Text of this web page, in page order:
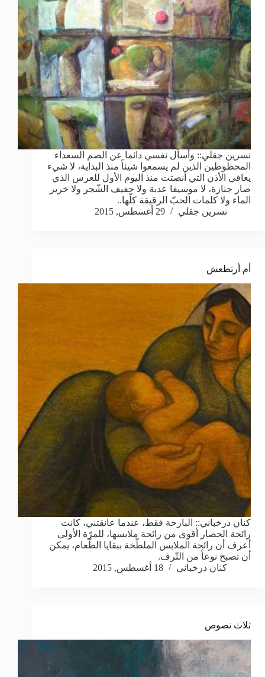
نسرين جقلي:: وأسأل نفسي دائما عن الصم السعداء
المحظوظين الذين لم يسمعوا شيئاً منذ البداية، لا شيء
يعافي الأذن التي أنصتت منذ اليوم الأول للعرس الذي
صار جنازة، لا موسيقا عذبة ولا حفيف الشّجر ولا خرير
الماء ولا كلمات الحبّ الرقيقة كلّها..
نسرين جقلي
29 أغسطس, 2015
أم أربَطعش
كنان درخباني:: البارحة فقط، عندما عانقتني، كانت
رائحة الحصار أقوى من رائحة ملابسها، للمرّة الأولى
أعرف أن رائحة الملابس الملطّخة ببقايا الطّعام، يمكن
أن تصبح نوعاً من التّرف.
كنان درخباني
18 أغسطس, 2015
ثلاث نصوص